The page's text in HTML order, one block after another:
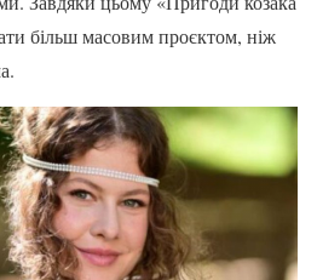
більш масовим проєктом, ніж